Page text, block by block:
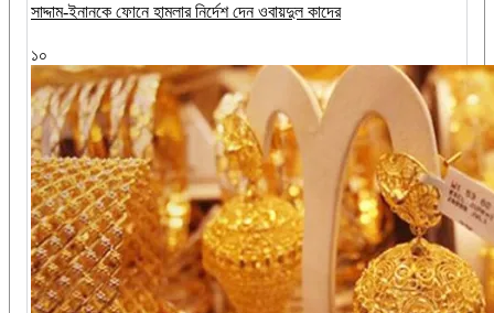
সাদ্দাম-ইনানকে ফোনে হামলার নির্দেশ দেন ওবায়দুল কাদের
১০